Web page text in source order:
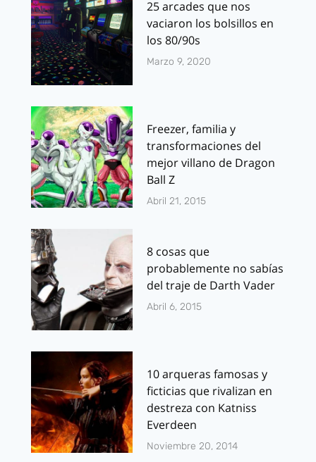
25 arcades que nos
vaciaron los bolsillos en
los 80/90s
Marzo 9, 2020
Freezer, familia y
transformaciones del
mejor villano de Dragon
Ball Z
Abril 21, 2015
8 cosas que
probablemente no sabías
del traje de Darth Vader
Abril 6, 2015
10 arqueras famosas y
ficticias que rivalizan en
destreza con Katniss
Everdeen
Noviembre 20, 2014